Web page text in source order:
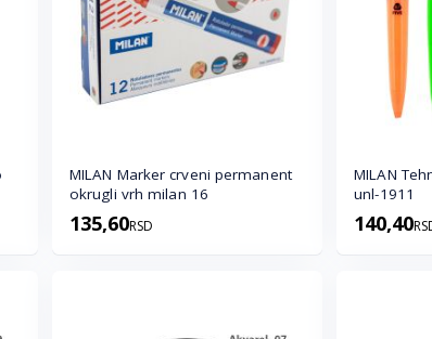
MILAN Marker crveni permanent
okrugli vrh milan 16
135,60RSD
MILAN
unl-1911
140,40